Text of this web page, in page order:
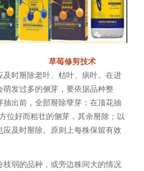
修剪技术
及时掰除老叶、枯叶、病叶。在进
萌发过多的侧芽，要依据品种整
出前，全部掰除孽芽；在顶花抽
位好而粗壮的侧芽，其余掰除；以
应及时掰除。原则上每株保留有效
枝弱的品种，或旁边株间大的情况